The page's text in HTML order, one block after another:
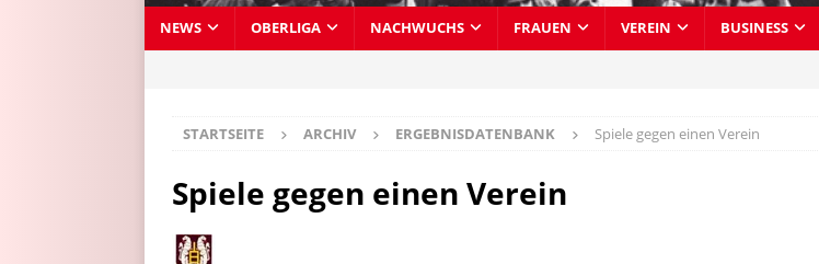
NEWS OBERLIGA NACHWUCHS FRAUEN VEREIN BUSINESS
STARTSEITE ARCHIV ERGEBNISDATENBANK Spiele gegen einen Verein
Spiele gegen einen Verein